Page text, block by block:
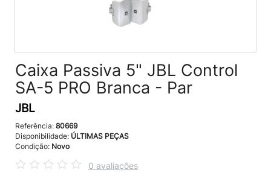
Caixa Passiva 5" JBL Control
SA-5 PRO Branca - Par
JBL
Referência: 80669
Disponibilidade: ÚLTIMAS PEÇAS
Condição: Novo
0 avaliações